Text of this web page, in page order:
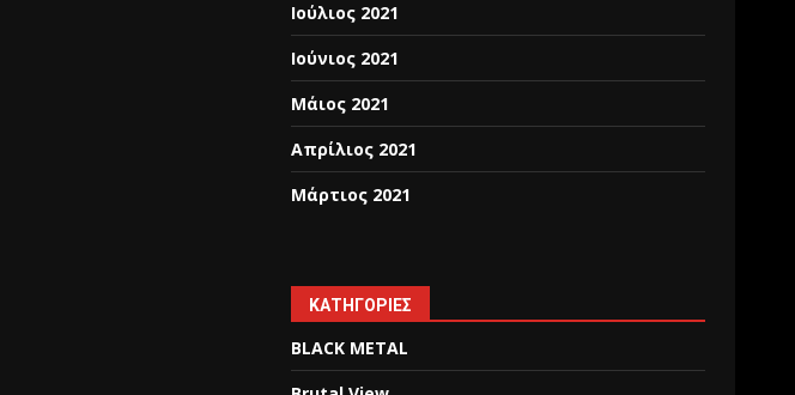
Ιούλιος 2021
Ιούνιος 2021
Μάιος 2021
Απρίλιος 2021
Μάρτιος 2021
KΑΤΗΓΟΡΊΕΣ
BLACK METAL